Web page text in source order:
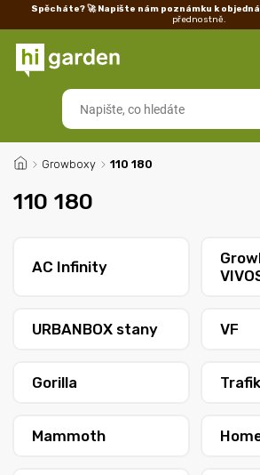
Spěcháte? 🚀 Napište nám poznámku k
přednostně.
/ Growboxy / 110 180
110 180
AC Infinity
URBANBOX stany VF
Gorilla
Mammoth